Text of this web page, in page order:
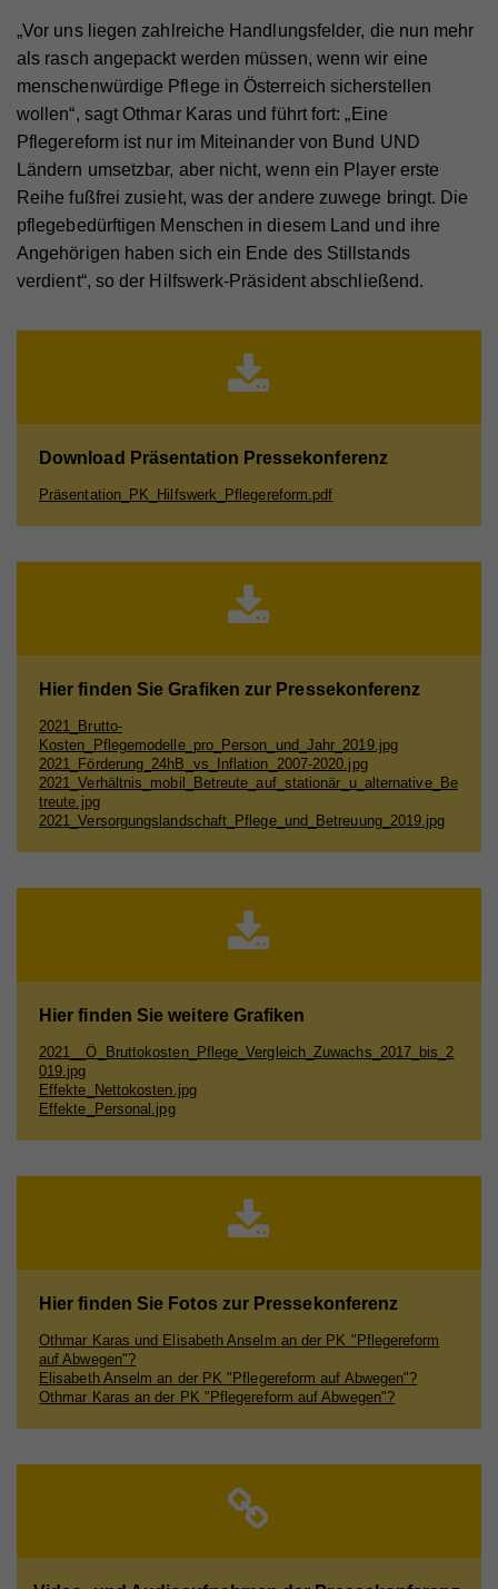
„Vor uns liegen zahlreiche Handlungsfelder, die nun mehr
als rasch angepackt werden müssen, wenn wir eine
menschenwürdige Pflege in Österreich sicherstellen
wollen“, sagt Othmar Karas und führt fort: „Eine
Pflegereform ist nur im Miteinander von Bund UND
Ländern umsetzbar, aber nicht, wenn ein Player erste
Reihe fußfrei zusieht, was der andere zuwege bringt. Die
pflegebedürftigen Menschen in diesem Land und ihre
Angehörigen haben sich ein Ende des Stillstands
verdient“, so der Hilfswerk-Präsident abschließend.
Download Präsentation Pressekonferenz
Präsentation_PK_Hilfswerk_Pflegereform.pdf
Hier finden Sie Grafiken zur Pressekonferenz
2021_Brutto-
Kosten_Pflegemodelle_pro_Person_und_Jahr_2019.jpg
2021_Förderung_24hB_vs_Inflation_2007-2020.jpg
2021_Verhältnis_mobil_Betreute_auf_stationär_u_alternative_Be
treute.jpg
2021_Versorgungslandschaft_Pflege_und_Betreuung_2019.jpg
Hier finden Sie weitere Grafiken
2021__Ö_Bruttokosten_Pflege_Vergleich_Zuwachs_2017_bis_2
019.jpg
Effekte_Nettokosten.jpg
Effekte_Personal.jpg
Hier finden Sie Fotos zur Pressekonferenz
Othmar Karas und Elisabeth Anselm an der PK "Pflegereform
auf Abwegen"?
Elisabeth Anselm an der PK "Pflegereform auf Abwegen"?
Othmar Karas an der PK "Pflegereform auf Abwegen"?
Zweck Wird verwendet, um Vimeo-Inhalte zu entsperren.
Name _gat
Anbieter Whatchado
Laufzeit 1 Minute
Zweck
Anforderungsrate einzuschränken
Laufzeit 1 Tag
Registriert eine eindeutige ID, die verwendet wird,
Zweck
Registriert eine eindeutige ID, die verwendet wird,
um statistische Daten dazu, wie der Besucher die
Website nutzt, zu generieren.
Zweck
verwendet
Name CAKEPHP
Speichert notwendige Sessiondaten für
Name _gat
Anbieter Walls.io
Wird von Google Analytics verwendet, um die
Name _gat
Anbieter Google Universal Analytics
Laufzeit 1 Minute
Zweck
Wird von Google Analytics verwendet, um die
Anforderungsrate einzuschränken.
Name _gid
Anbieter Google Analytics
Website nutzt, zu generieren.